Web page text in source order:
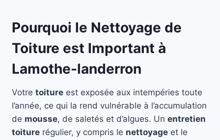
Pourquoi le Nettoyage de
Toiture est Important à
Lamothe-landerron
Votre toiture est exposée aux intempéries toute
l’année, ce qui la rend vulnérable à l’accumulation
de mousse, de saletés et d’algues. Un entretien
toiture régulier, y compris le nettoyage et le